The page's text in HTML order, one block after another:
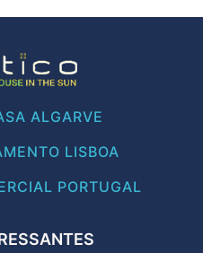
ALGARVE
LISBOA
PORTUGAL